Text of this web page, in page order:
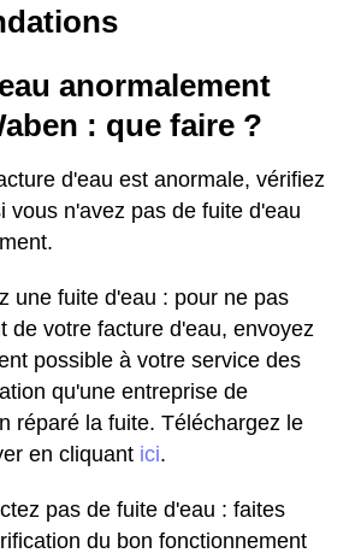
anormalement
: que faire ?
d'eau est anormale, vérifiez
vous n'avez pas de fuite d'eau
une fuite d'eau : pour ne pas
de votre facture d'eau, envoyez
possible à votre service des
qu'une entreprise de
réparé la fuite. Téléchargez le
en cliquant ici.
pas de fuite d'eau : faites
du bon fonctionnement